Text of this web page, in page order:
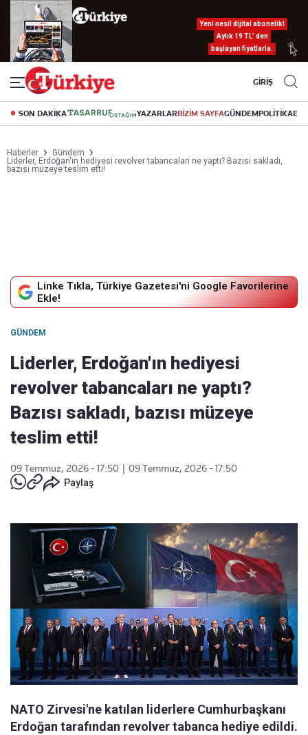
Yeni nesil dijital abonelik!
Aylık 19 TL’ den
başlayan fiyatlarla.
GİRİŞ
SON DAKİKA YAZARLARBİZİM SAYFAGÜNDEMPOLİTİKA
Haberler
Gündem
Liderler, Erdoğan'ın hediyesi revolver tabancaları ne yaptı? Bazısı sakladı,
bazısı müzeye teslim etti!
Linke Tıkla, Türkiye Gazetesi'ni Google Favorilerine
Ekle!
GÜNDEM
Liderler, Erdoğan'ın hediyesi
revolver tabancaları ne yaptı?
Bazısı sakladı, bazısı müzeye
teslim etti!
09 Temmuz, 2026 - 17:50
09 Temmuz, 2026 - 17:50
Paylaş
NATO Zirvesi'ne katılan liderlere Cumhurbaşkanı
Erdoğan tarafından revolver tabanca hediye edildi.